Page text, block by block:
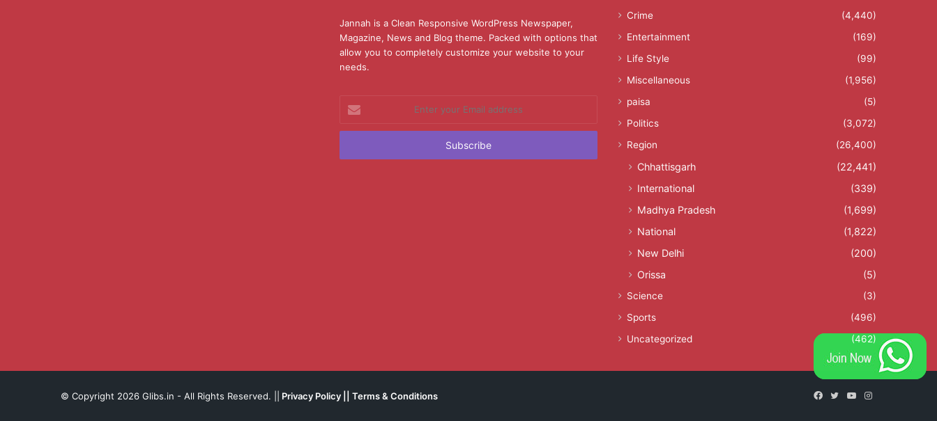
Jannah is a Clean Responsive WordPress Newspaper,
Magazine, News and Blog theme. Packed with options that
allow you to completely customize your website to your
needs.
your
Email
Crime
(4,440)
Entertainment
(169)
Life Style
(99)
Miscellaneous
(1,956)
paisa
(5)
Politics
(3,072)
Region
(26,400)
Chhattisgarh
(22,441)
International
(339)
Madhya Pradesh
(1,699)
National
(1,822)
New Delhi
(200)
Orissa
(5)
Science
(3)
Sports
(496)
Uncategorized
(462)
© Copyright 2026 Glibs.in - All Rights Reserved. || Privacy Policy Terms & Conditions Facebook
TwitterYouTubeInstagram